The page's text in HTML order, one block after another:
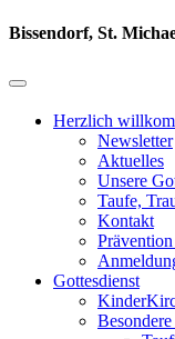
Bissendorf, St.
Herzlich
Newsletter
Aktuelles
Unsere
Taufe,
Kontakt
Gottesdienst